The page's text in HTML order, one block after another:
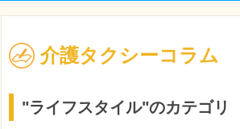
介護タクシーコラム
"ライフスタイル"のカテゴリ